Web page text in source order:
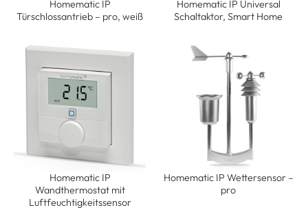
Homematic IP
Türschlossantrieb – pro, weiß
Homematic IP Universal
Schaltaktor, Smart Home
Homematic IP
Wandthermostat mit
Luftfeuchtigkeitssensor
Homematic IP Wettersensor –
pro